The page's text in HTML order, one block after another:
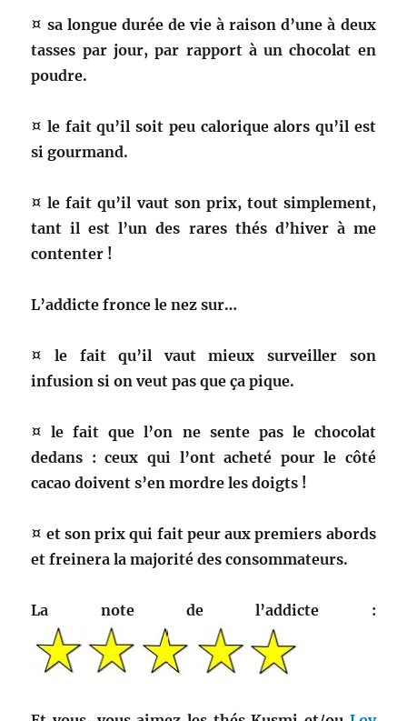
¤ sa longue durée de vie à raison d’une à deux
tasses par jour, par rapport à un chocolat en
poudre.
¤ le fait qu’il soit peu calorique alors qu’il est
si gourmand.
¤ le fait qu’il vaut son prix, tout simplement,
tant il est l’un des rares thés d’hiver à me
contenter !
L’addicte fronce le nez sur…
¤ le fait qu’il vaut mieux surveiller son
infusion si on veut pas que ça pique.
¤ le fait que l’on ne sente pas le chocolat
dedans : ceux qui l’ont acheté pour le côté
cacao doivent s’en mordre les doigts !
¤ et son prix qui fait peur aux premiers abords
et freinera la majorité des consommateurs.
La note de l’addicte :